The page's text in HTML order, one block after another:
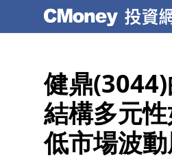
健鼎
結構多元
低市場波動